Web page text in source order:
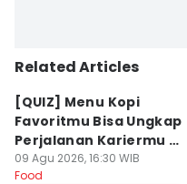
Related Articles
⁠[QUIZ] Menu Kopi
Favoritmu Bisa Ungkap
Perjalanan Kariermu di
Masa Depan
09 Agu 2026, 16:30 WIB
Food